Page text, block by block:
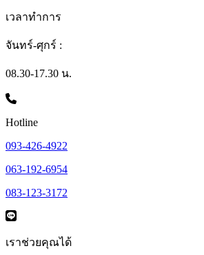
เวลาทำการ
จันทร์-ศุกร์ :
08.30-17.30 น.
Hotline
093-426-4922
063-192-6954
083-123-3172
เราช่วยคุณได้